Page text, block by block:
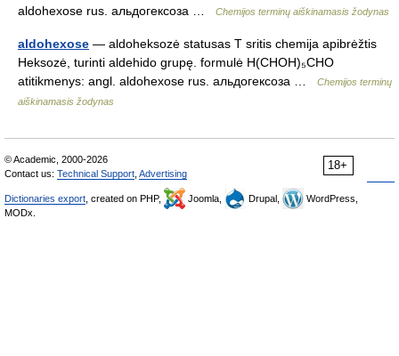
aldohexose rus. альдогексоза …
Chemijos terminų aiškinamasis žodynas
aldohexose — aldoheksozė statusas T sritis chemija apibrėžtis
Heksozė, turinti aldehido grupę. formulė H(CHOH)₅CHO
atitikmenys: angl. aldohexose rus. альдогексоза …
Chemijos terminų
aiškinamasis žodynas
18+
© Academic, 2000-2026
Contact us: Technical Support Advertising
Dictionaries export , created on PHP, Joomla, Drupal,
WordPress,
MODx.